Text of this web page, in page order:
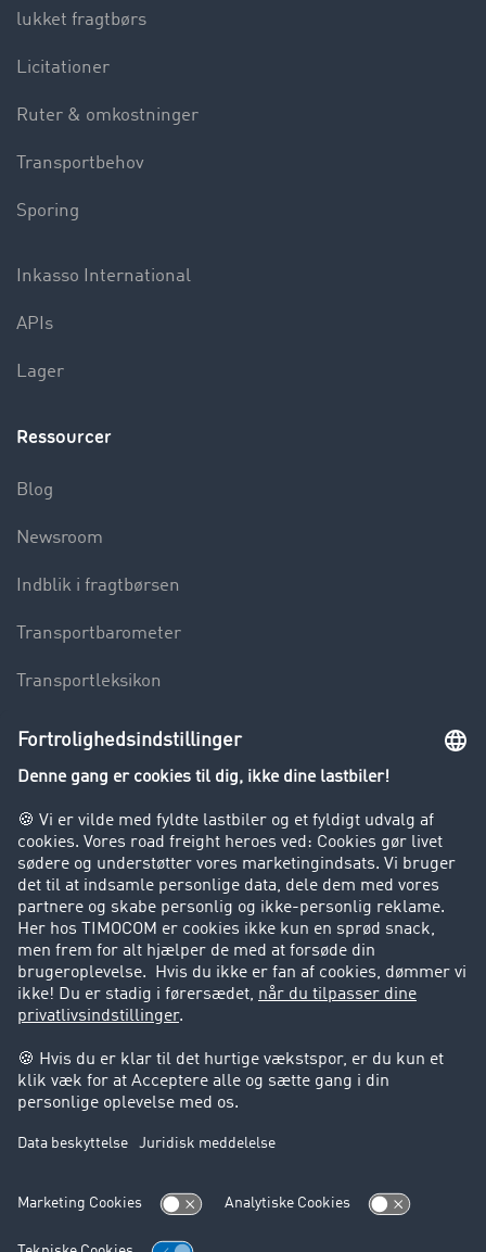
lukket fragtbørs
Licitationer
Ruter & omkostninger
Transportbehov
Sporing
Inkasso International
APIs
Lager
Ressourcer
Blog
Newsroom
Indblik i fragtbørsen
Transportbarometer
Transportleksikon
Lastbilkørsel forbudt
Kunder hverver kunder
Success Stories
Support
Support
Juridiske forhold
Kolofon
Brugerbetingelser